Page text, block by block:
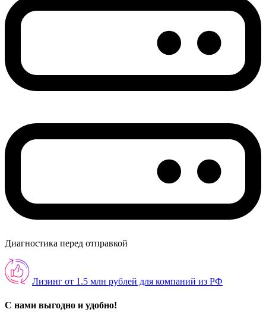
Диагностика перед отправкой
Лизинг от 1.5 млн рублей для компаний из РФ
С нами выгодно и удобно!